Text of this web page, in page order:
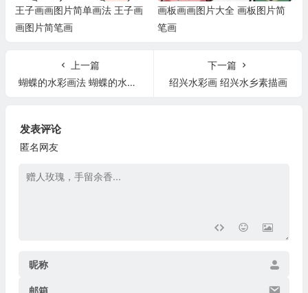
王子画画图片简单画法 王子画
画图片简笔画
画板画画图片大全 画板图片简
笔画
上一篇
蝴蝶的水彩画法 蝴蝶的水彩画法图片
下一篇
绍兴水彩画 绍兴水乡素描画
发表评论
匿名网友
昵称
邮箱